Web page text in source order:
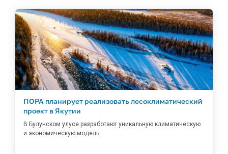
ПОРА планирует реализовать лесоклиматический
проект в Якутии
В Булунском улусе разработают уникальную климатическую
и экономическую модель